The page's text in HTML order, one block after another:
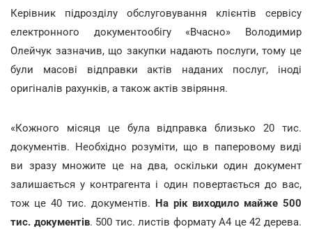
Керівник підрозділу обслуговування клієнтів сервісу
електронного документообігу «Вчасно» Володимир
Олейчук зазначив, що закупки надають послуги, тому це
були масові відправки актів наданих послуг, іноді
оригіналів рахунків, а також актів звіряння.
«Кожного місяця це була відправка близько 20 тис.
документів. Необхідно розуміти, що в паперовому виді
ви зразу множите це на два, оскільки один документ
залишається у контрагента і один повертається до вас,
тож це 40 тис. документів. На рік виходило майже 500
тис. документів. 500 тис. листів формату А4 це 42 дерева.